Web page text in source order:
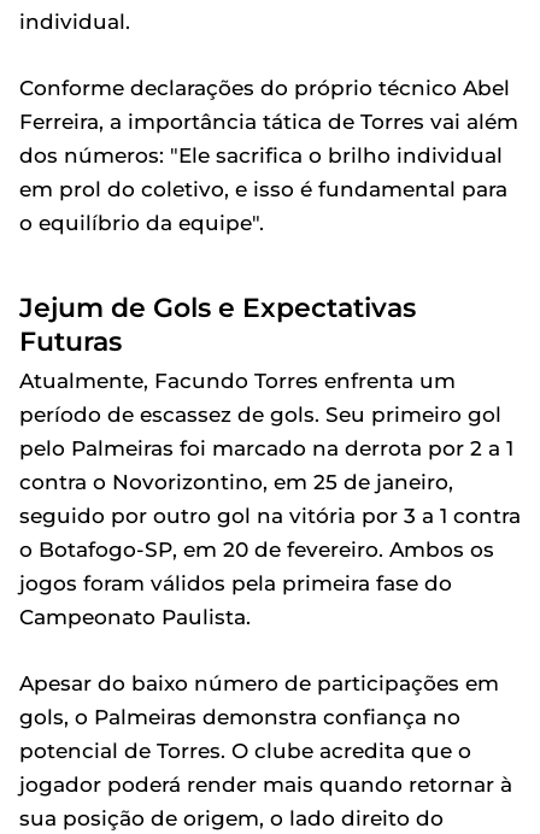
individual.
Conforme declarações do próprio técnico Abel
Ferreira, a importância tática de Torres vai além
dos números: "Ele sacrifica o brilho individual
em prol do coletivo, e isso é fundamental para
o equilíbrio da equipe".
Jejum de Gols e Expectativas
Futuras
Atualmente, Facundo Torres enfrenta um
período de escassez de gols. Seu primeiro gol
pelo Palmeiras foi marcado na derrota por 2 a 1
contra o Novorizontino, em 25 de janeiro,
seguido por outro gol na vitória por 3 a 1 contra
o Botafogo-SP, em 20 de fevereiro. Ambos os
jogos foram válidos pela primeira fase do
Campeonato Paulista.
Apesar do baixo número de participações em
gols, o Palmeiras demonstra confiança no
potencial de Torres. O clube acredita que o
jogador poderá render mais quando retornar à
sua posição de origem, o lado direito do